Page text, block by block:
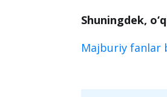
Shuningdek,
Majburiy fanlar